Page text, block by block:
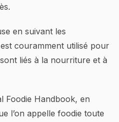
en suivant les
couramment utilisé pour
liés à la nourriture et à
Foodie Handbook, en
l’on appelle foodie toute